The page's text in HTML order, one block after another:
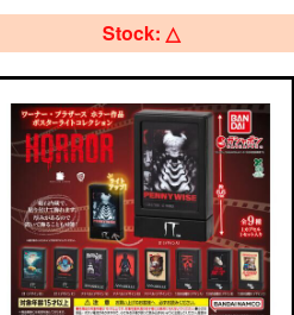
Stock: △